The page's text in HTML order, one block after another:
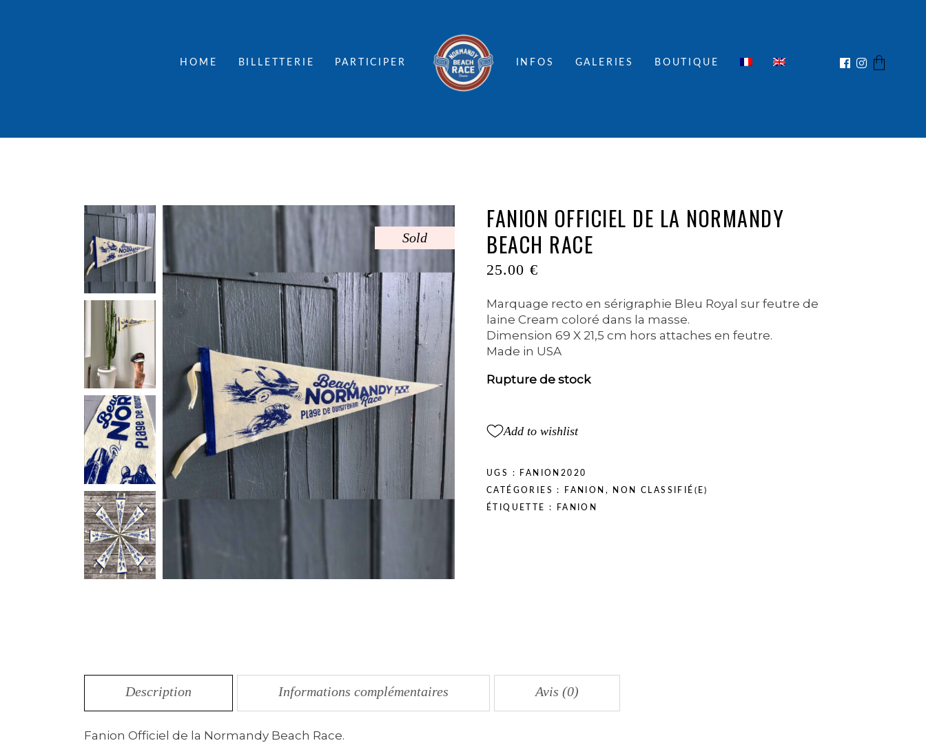
HOME BILLETTERIE PARTICIPER INFOS GALERIES BOUTIQUE
Sold
FANION OFFICIEL DE LA NORMANDY
BEACH RACE
25.00 €
Marquage recto en sérigraphie Bleu Royal sur feutre de
laine Cream coloré dans la masse.
Dimension 69 X 21,5 cm hors attaches en feutre.
Made in USA
Rupture de stock
Add to wishlist
UGS : FANION2020
CATÉGORIES : FANION , NON CLASSIFIÉ(E)
ÉTIQUETTE : FANION
Description Informations complémentaires Avis (0)
Fanion Officiel de la Normandy Beach Race.